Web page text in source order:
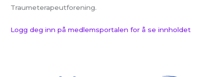
Traumeterapeutforening.
Logg deg inn på medlemsportalen for å se innholdet